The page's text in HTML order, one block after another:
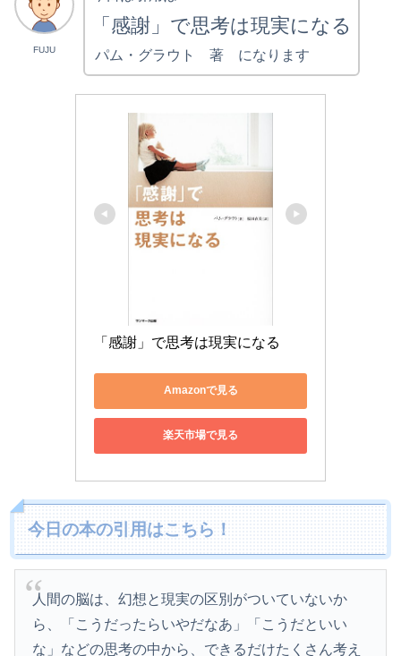
FUJU
「感謝」で思考は現実になる
パム・グラウト 著 になります
「感謝」で思考は現実になる
Amazonで見る
楽天市場で見る
今日の本の引用はこちら！
人間の脳は、幻想と現実の区別がついていないか
ら、「こうだったらいやだなあ」「こうだといい
な」などの思考の中から、できるだけたくさん考え